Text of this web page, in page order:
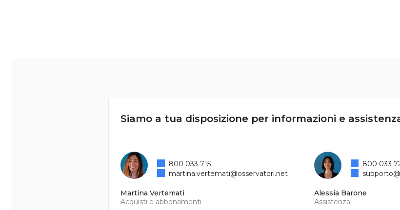
Siamo a tua disposizione per informazioni e
Martina Vertemati
Acquisti e abbonamenti
800 033 715
martina.vertemati@osservatori.net
Alessia Barone
Assistenza
800 033